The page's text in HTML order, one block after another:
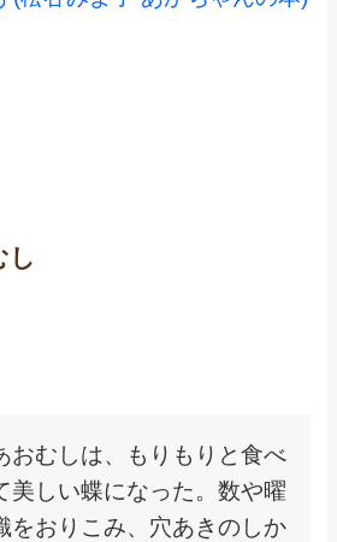
し
おむしは、もりもりと食べ
美しい蝶になった。数や曜
をおりこみ、穴あきのしか